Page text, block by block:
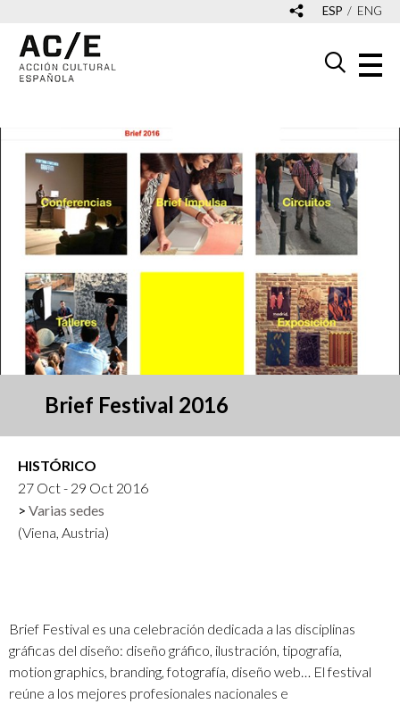
ESP ENG
Brief Festival 2016
HISTÓRICO
27 Oct - 29 Oct 2016
Varias sedes
(Viena, Austria)
Brief Festival es una celebración dedicada a las disciplinas
gráficas del diseño: diseño gráfico, ilustración, tipografía,
motion graphics, branding, fotografía, diseño web… El festival
reúne a los mejores profesionales nacionales e